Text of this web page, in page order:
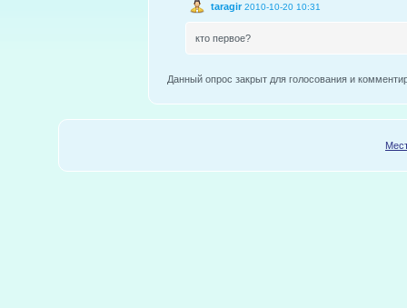
taragir 2010-10-20 10:31
кто первое?
Данный опрос закрыт для голосования и